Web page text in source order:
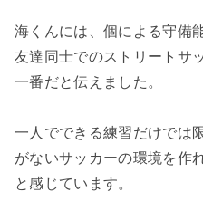
海くんには、個による守備
友達同士でのストリートサ
一番だと伝えました。
一人でできる練習だけでは
がないサッカーの環境を作
と感じています。